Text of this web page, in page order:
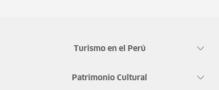
Turismo en el Perú
Patrimonio Cultural